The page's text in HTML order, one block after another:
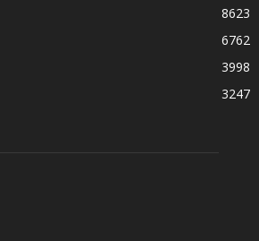
8623
6762
3998
3247